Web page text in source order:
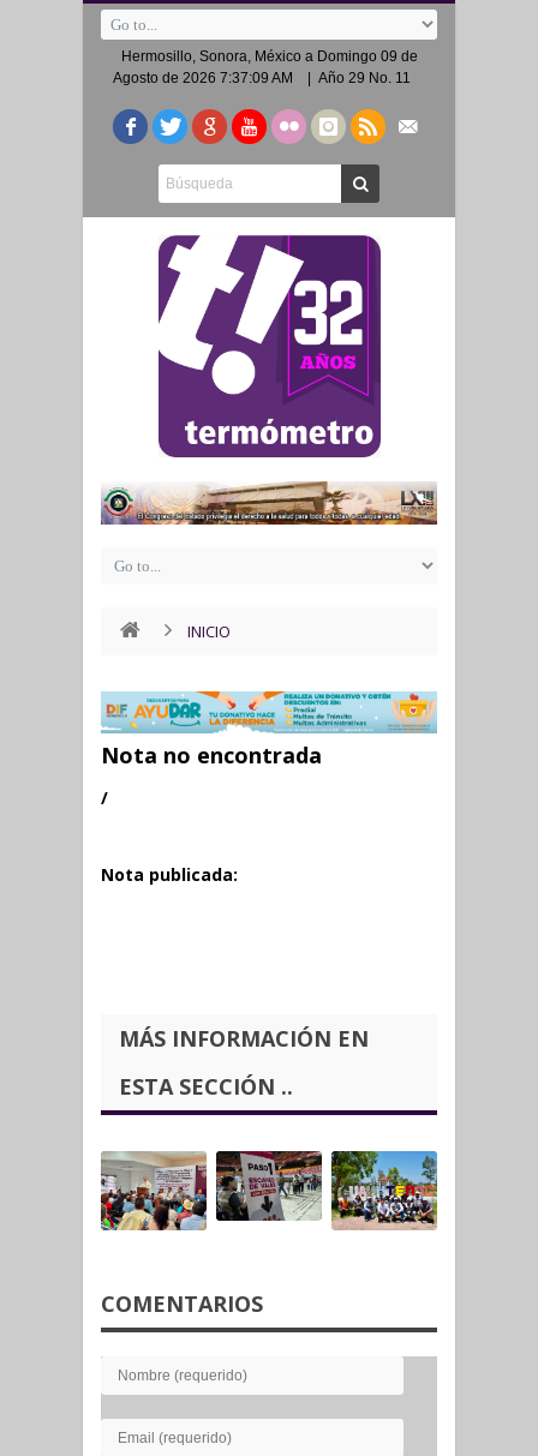
Hermosillo, Sonora, México a Domingo 09 de
Agosto de 2026 7:37:09 AM
| Año 29 No. 11
INICIO
Nota no encontrada
/
Nota publicada:
MÁS INFORMACIÓN EN
ESTA SECCIÓN ..
COMENTARIOS